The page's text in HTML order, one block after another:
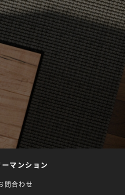
マンション
問合わせ